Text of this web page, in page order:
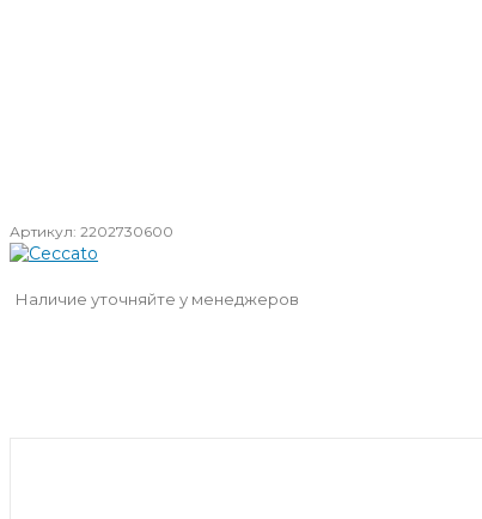
Артикул: 2202730600
Наличие уточняйте у менеджеров